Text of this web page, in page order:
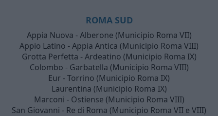
ROMA SUD
Appia Nuova - Alberone (Municipio Roma VII)
Appio Latino - Appia Antica (Municipio Roma VIII)
Grotta Perfetta - Ardeatino (Municipio Roma IX)
Colombo - Garbatella (Municipio Roma VIII)
Eur - Torrino (Municipio Roma IX)
Laurentina (Municipio Roma IX)
Marconi - Ostiense (Municipio Roma VIII)
San Giovanni - Re di Roma (Municipio Roma VII e VIII)